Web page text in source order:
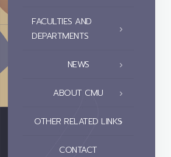
FACULTIES AND
DEPARTMENTS
NEWS
ABOUT CMU
OTHER RELATED LINKS
CONTACT